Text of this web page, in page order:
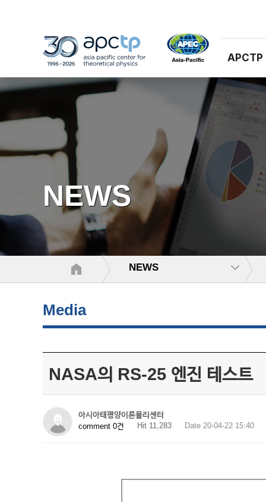
APCTP
NEWS
NEWS
Media
NASA의 RS-25 엔진 테스트
아시아태평양이론물리센터
comment 0건
Hit 11,283 Date 20-04-22 15:40